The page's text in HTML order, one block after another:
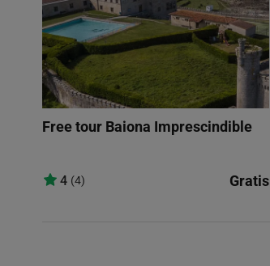
Free tour Baiona Imprescindible
4 (4) Gratis